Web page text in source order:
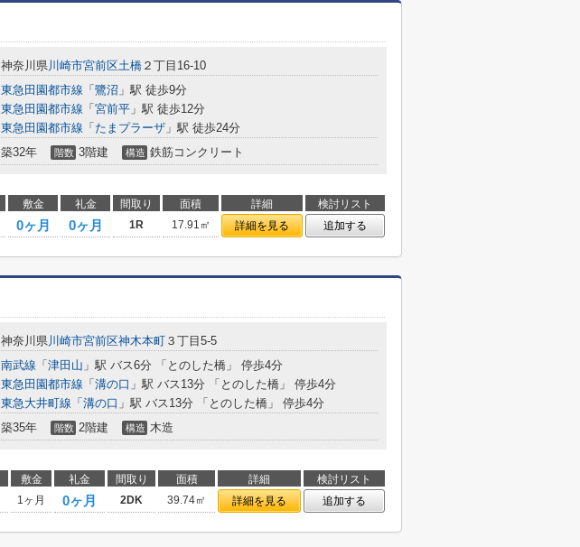
神奈川県川崎市宮前区土橋 ２丁目16-10
東急田園都市線 「 鷺沼 」駅 徒歩9分
東急田園都市線 「 宮前平 」駅 徒歩12分
東急田園都市線 「 たまプラーザ 」駅 徒歩24分
築32年 階数 3階建 構造 鉄筋コンクリート
敷金 礼金 間取り 面積 詳細
検討リスト
0ヶ月 0ヶ月 1R 17.91㎡ 詳細を見る 追加する
神奈川県川崎市宮前区神木本町 ３丁目5-5
南武線 「 津田山 」駅 バス6分 「とのした橋」 停歩4分
東急田園都市線 「 溝の口 」駅 バス13分 「とのした橋」 停歩4分
東急大井町線 「 溝の口 」駅 バス13分 「とのした橋」 停歩4分
築35年 階数 2階建 構造 木造
敷金 礼金 間取り 面積 詳細
検討リスト
1ヶ月 0ヶ月 2DK 39.74㎡ 詳細を見る 追加する